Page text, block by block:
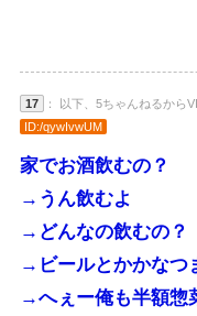
17
： 以下、5ちゃんねるから
ID:/qywIvwUM
家でお酒飲むの？
→うん飲むよ
→どんなの飲むの？
→ビールとかかなつ
→へぇー俺も半額惣